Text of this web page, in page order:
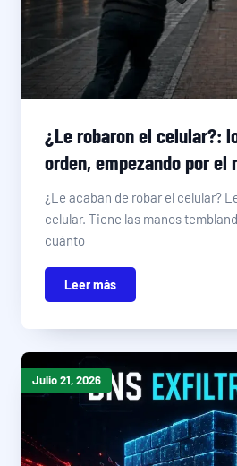
¿Le robaron el celular?:
orden, empezando por el
¿Le acaban de robar el celular?
celular. Tiene las manos
cuánto
Leer más
Julio 21, 2026